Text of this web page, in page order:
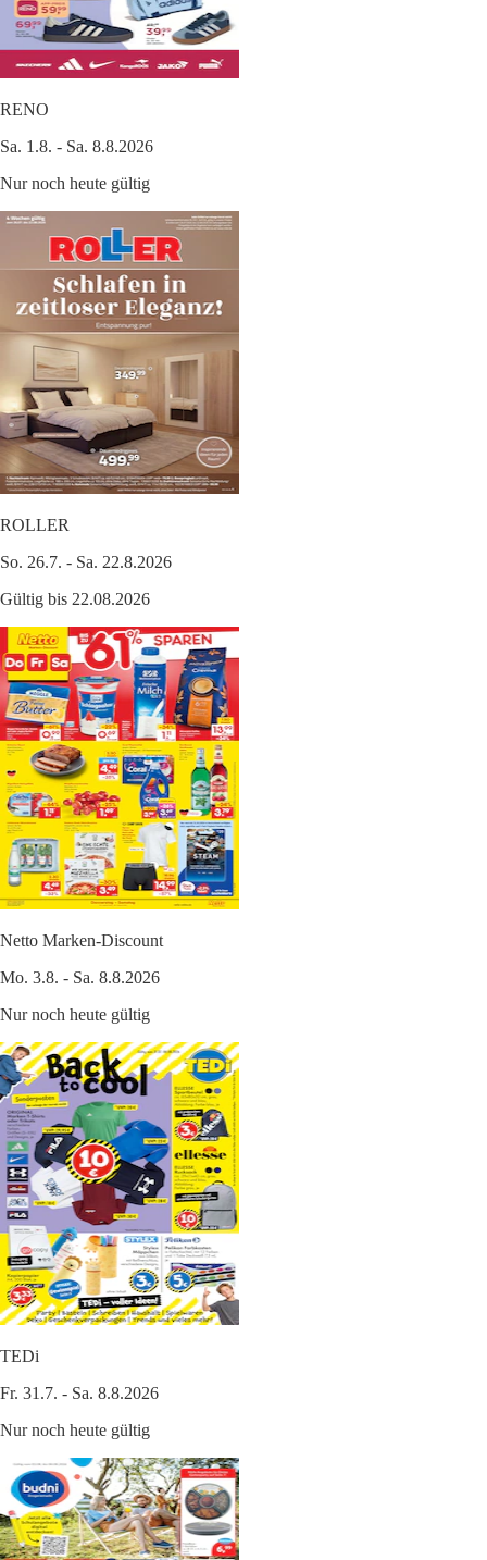
RENO
Sa. 1.8. - Sa. 8.8.2026
Nur noch heute gültig
ROLLER
So. 26.7. - Sa. 22.8.2026
Gültig bis 22.08.2026
Netto Marken-Discount
Mo. 3.8. - Sa. 8.8.2026
Nur noch heute gültig
TEDi
Fr. 31.7. - Sa. 8.8.2026
Nur noch heute gültig